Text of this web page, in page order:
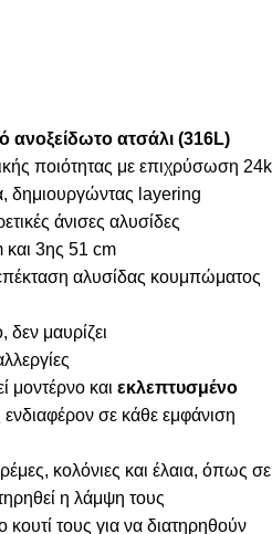
ανοξείδωτο ατσάλι (316L)
ποιότητας με επιχρύσωση 24k
δημιουργώντας layering
άνισες αλυσίδες
3ης 51 cm
αλυσίδας κουμπώματος
μαυρίζει
μοντέρνο και εκλεπτυσμένο
σε κάθε εμφάνιση
κολόνιες και έλαια, όπως σε
η λάμψη τους
τους για να διατηρηθούν